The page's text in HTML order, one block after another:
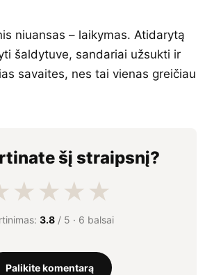
niuansas – laikymas. Atidarytą
šaldytuve, sandariai užsukti ir
savaites, nes tai vienas greičiau
šį straipsnį?
★ ★ ★ ★
3.8 / 5 · 6 balsai
Palikite komentarą